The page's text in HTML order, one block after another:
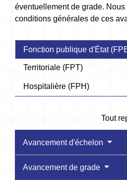
éventuellement de grade.
conditions générales de ces
Fonction publique d'État
Territoriale (FPT)
Hospitalière (FPH)
Tout
Avancement d'échelon
Avancement de grade